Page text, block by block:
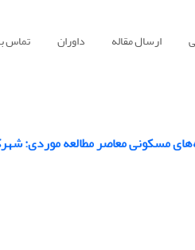
ارسال مقاله داوران تماس
مسکونی معاصر مطالعه موردی: